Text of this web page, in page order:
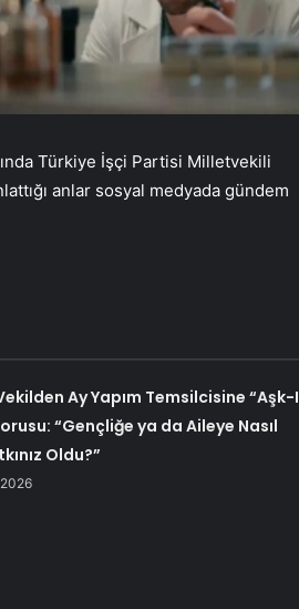
Türkiye İşçi Partisi Milletvekili
anlar sosyal medyada gündem
Ay Yapım Temsilcisine “Aşk-I
“Gençliğe ya da Aileye Nasıl
Oldu?”